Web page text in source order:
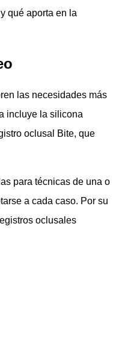
qué aporta en la
las necesidades más
incluye la silicona
oclusal Bite, que
para técnicas de una o
a cada caso. Por su
oclusales